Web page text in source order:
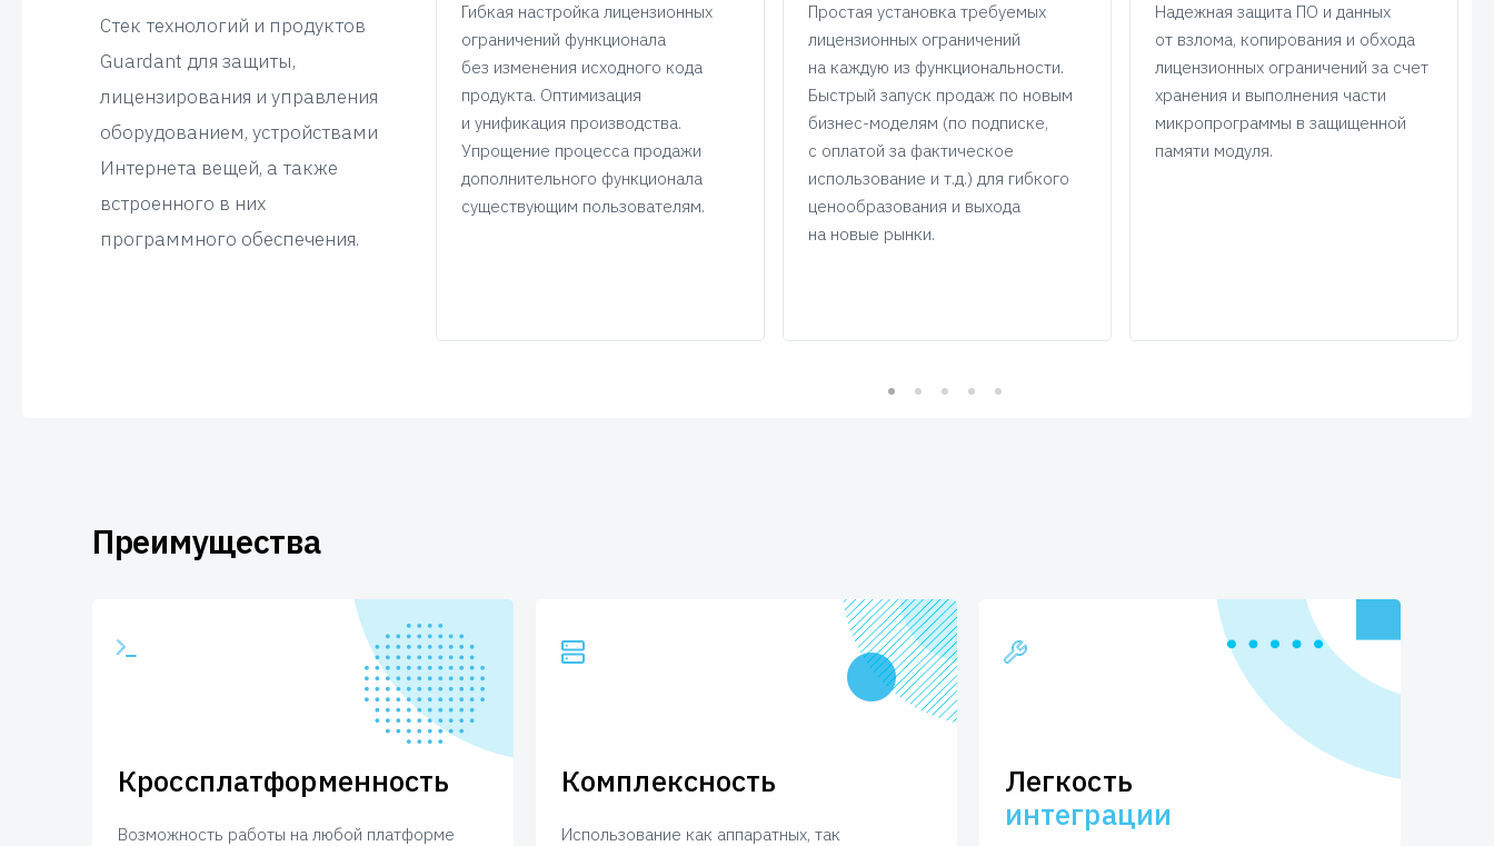
Стек технологий и продуктов
Guardant для защиты,
лицензирования и управления
оборудованием, устройствами
Интернета вещей, а также
встроенного в них
программного обеспечения.
управления функциональностью
устройства и доставка обновлений
в онлайн и офлайн режимах
для защищенного исполняемого
Гибкая настройка лицензионных
ограничений функционала
без изменения исходного кода
продукта. Оптимизация
и унификация производства.
Упрощение процесса продажи
дополнительного функционала
существующим пользователям.
Простая установка требуемых
лицензионных ограничений
на каждую из функциональности.
Быстрый запуск продаж по новым
бизнес-моделям (по подписке,
с оплатой за фактическое
использование и т.д.) для гибкого
ценообразования и выхода
на новые рынки.
Надежная защита ПО и данных
от взлома, копирования и обхода
лицензионных ограничений за счет
хранения и выполнения части
микропрограммы в защищенной
памяти модуля.
Преимущества
Кроссплатформенность
Возможность работы на любой платформе
Комплексность
Использование как аппаратных, так
Легкость
интеграции